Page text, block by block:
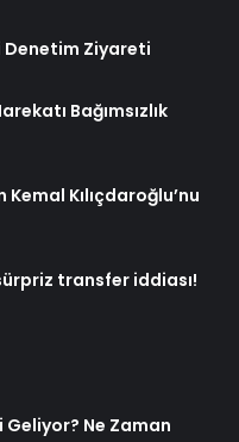
Denetim Ziyareti
Bağımsızlık
Kemal Kılıçdaroğlu’nu
transfer iddiası!
Geliyor? Ne Zaman